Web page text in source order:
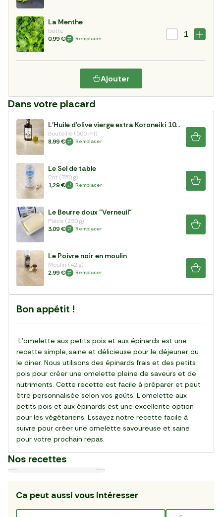
La Menthe
botte
0,99 €
Remplacer 1
Ajouter
Dans votre placard
L'Huile d'olive vierge extra Koroneiki 100%
Bouteille (500 ml)
8,99 €
Remplacer
Le Sel de table
Pot (750 g)
1,29 €
Remplacer
Le Beurre doux "Verneuil"
Pièce (250 g)
3,09 €
Remplacer
Le Poivre noir en moulin
Moulin (42 g)
2,99 €
Remplacer
Bon appétit !
L'omelette aux petits pois et aux épinards est une
recette simple, saine et délicieuse pour le déjeuner ou
le diner. Nous utilisons des épinards frais et des petits
pois pour créer une omelette pleine de saveurs et de
nutriments. Cette recette est facile à préparer et peut
être personnalisée selon vos goûts. L'omelette aux
petits pois et aux épinards est une excellente option
pour les végétariens. Essayez notre recette facile à
suivre pour créer une omelette savoureuse et saine
pour votre prochain repas.
Nos recettes
Plat 10 min
Carpaccio de Tomates
Plat 23 min
La Salade de Ravioles
Plat 25 min
Le Bol express au thon
Entrée 15 min
La Salade Shirazi 🇮🇷
Plat 15 min
La Salade melon
Plat 26 min
Le Faux filet pommes
Plat 22 min
Le Wrap gourmand chou
Plat 50 min
La Tarte Légumes du Soleil
Plat 27 min
Les Crevettes sel et poivre
Plat 25 min
La Pinsa nordique au
Ca peut aussi vous intéresser